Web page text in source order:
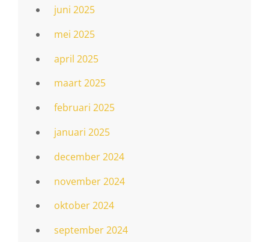
juni 2025
mei 2025
april 2025
maart 2025
februari 2025
januari 2025
december 2024
november 2024
oktober 2024
september 2024